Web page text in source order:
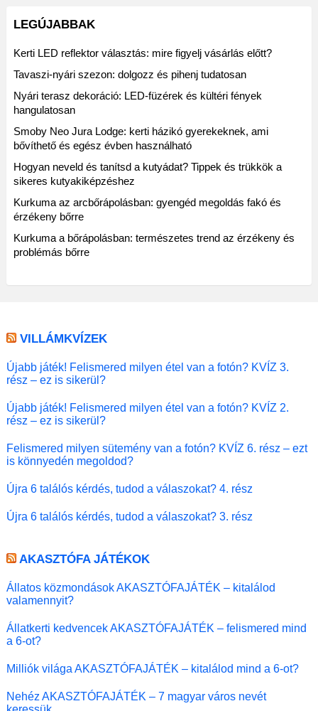
LEGÚJABBAK
Kerti LED reflektor választás: mire figyelj vásárlás előtt?
Tavaszi-nyári szezon: dolgozz és pihenj tudatosan
Nyári terasz dekoráció: LED-füzérek és kültéri fények
hangulatosan
Smoby Neo Jura Lodge: kerti házikó gyerekeknek, ami
bővíthető és egész évben használható
Hogyan neveld és tanítsd a kutyádat? Tippek és trükkök a
sikeres kutyakiképzéshez
Kurkuma az arcbőrápolásban: gyengéd megoldás fakó és
érzékeny bőrre
Kurkuma a bőrápolásban: természetes trend az érzékeny és
problémás bőrre
VILLÁMKVÍZEK
Újabb játék! Felismered milyen étel van a fotón? KVÍZ 3.
rész – ez is sikerül?
Újabb játék! Felismered milyen étel van a fotón? KVÍZ 2.
rész – ez is sikerül?
Felismered milyen sütemény van a fotón? KVÍZ 6. rész – ezt
is könnyedén megoldod?
Újra 6 találós kérdés, tudod a válaszokat? 4. rész
Újra 6 találós kérdés, tudod a válaszokat? 3. rész
AKASZTÓFA JÁTÉKOK
Állatos közmondások AKASZTÓFAJÁTÉK – kitalálod
valamennyit?
Állatkerti kedvencek AKASZTÓFAJÁTÉK – felismered mind
a 6-ot?
Milliók világa AKASZTÓFAJÁTÉK – kitalálod mind a 6-ot?
Nehéz AKASZTÓFAJÁTÉK – 7 magyar város nevét